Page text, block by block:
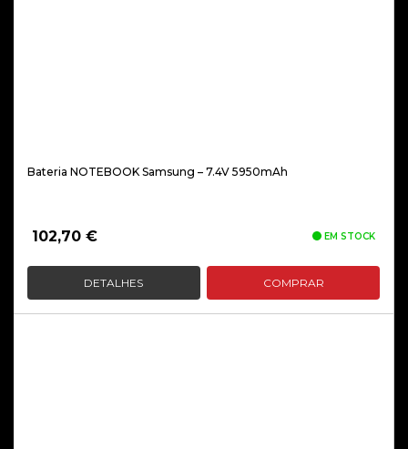
Bateria NOTEBOOK Samsung – 7.4V 5950mAh
102,70 € EM STOCK
DETALHES COMPRAR